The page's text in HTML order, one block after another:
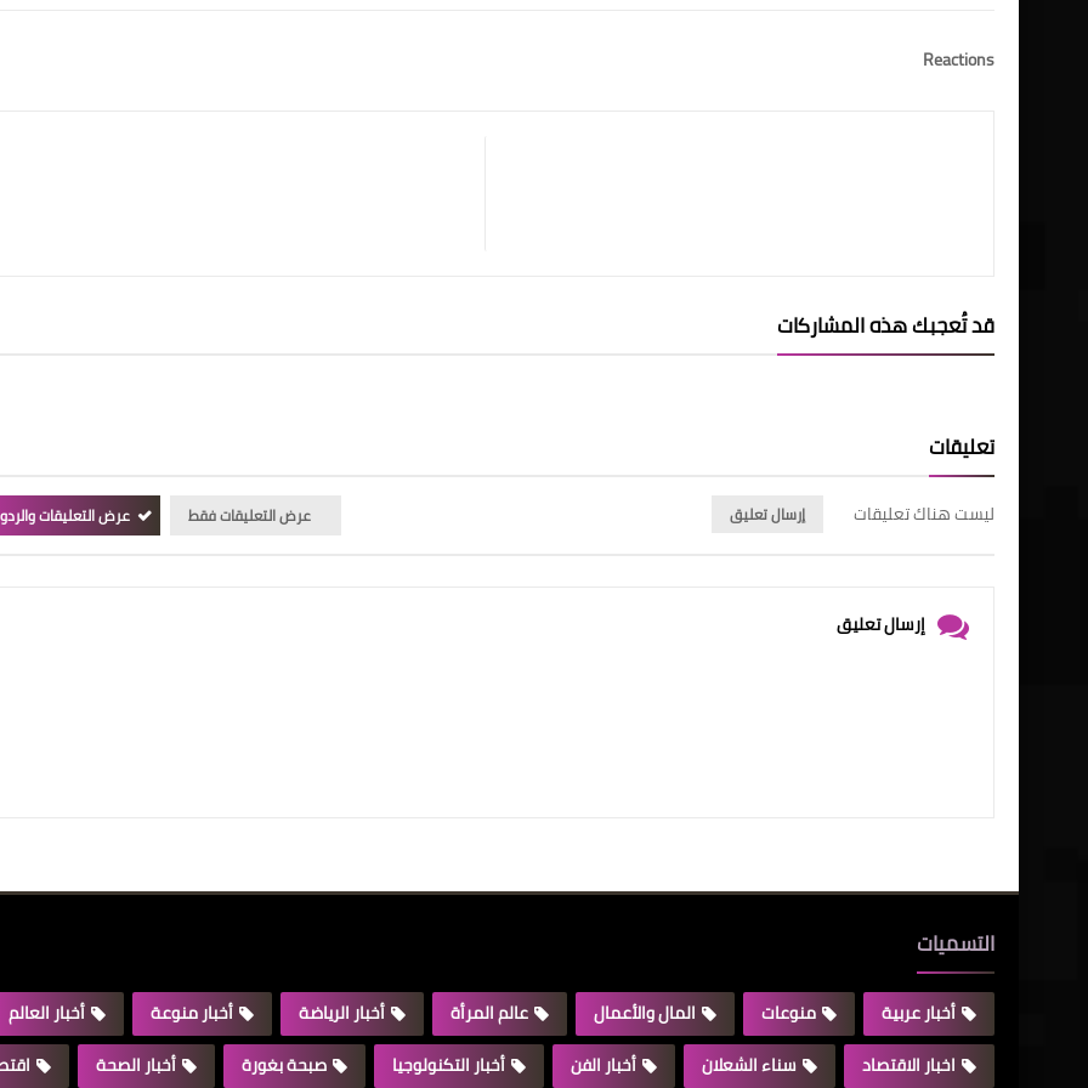
Reactions
قد تُعجبك هذه المشاركات
تعليقات
ليست هناك تعليقات إرسال تعليق عرض التعليقات فقط عرض التعليقات
إرسال تعليق
التسميات
أخبار عربية منوعات المال والأعمال عالم المرأة أخبار الرياضة أخبار منوعة
أخبار العالم
اخبار الاقتصاد
سناء الشعلان أخبار الفن أخبار التكنولوجيا صبحة بغورة أخبار الصحة